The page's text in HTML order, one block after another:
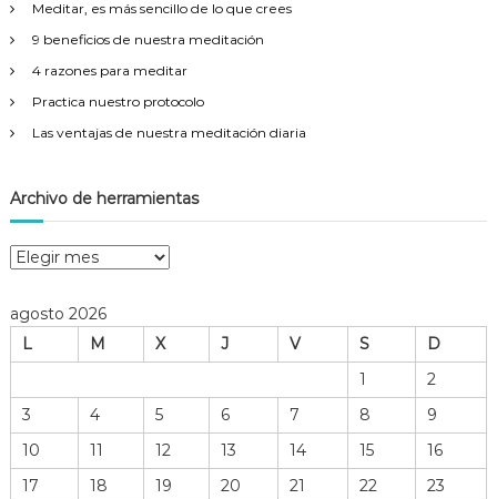
:
Meditar, es más sencillo de lo que crees
9 beneficios de nuestra meditación
4 razones para meditar
Practica nuestro protocolo
Las ventajas de nuestra meditación diaria
Archivo de herramientas
A
h
o
e
h
agosto 2026
L
M X J V S
D
1
2
3
4 5 6 7 8
9
10
11 12 13 14 15
16
17
18 19 20 21 22
23